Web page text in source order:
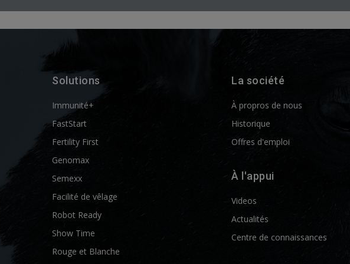
Solutions
Immunité+
FastStart
Fertility First
Genomax
Semexx
Facilité de vêlage
Robot Ready
Show Time
Rouge et Blanche
La société
À propros de nous
Historique
Offres d'emploi
À l'appui
Videos
Actualités
Centre de connaissances